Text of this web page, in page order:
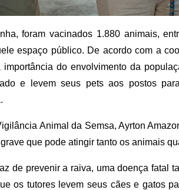
foram vacinados 1.880 animais,
espaço público. De acordo com a
do envolvimento da
e levem seus pets aos postos
Animal da Semsa, Ayrton
que pode atingir tanto os animais
de prevenir a raiva, uma doença fatal
os tutores levem seus cães e gatos